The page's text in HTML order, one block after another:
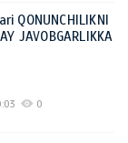
QONUNCHILIKNI
JAVOBGARLIKKA
0